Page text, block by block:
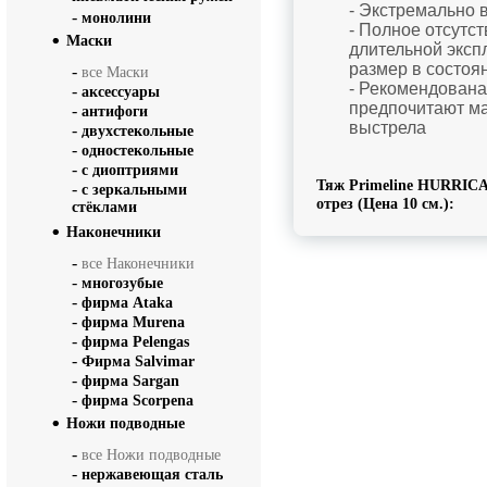
- Экстремально
- Полное
длительной
размер в
-
предпочитают
выстрела
Тяж Primeline
отрез (Цена 10 см.):
- монолини
Маски
- все Маски
- аксессуары
- антифоги
- двухстекольные
- одностекольные
- с диоптриями
- с зеркальными
стёклами
Наконечники
- все Наконечники
- многозубые
- фирма Ataka
- фирма Murena
- фирма Pelengas
- Фирма Salvimar
- фирма Sargan
- фирма Scorpena
Ножи подводные
- все Ножи подводные
- нержавеющая сталь